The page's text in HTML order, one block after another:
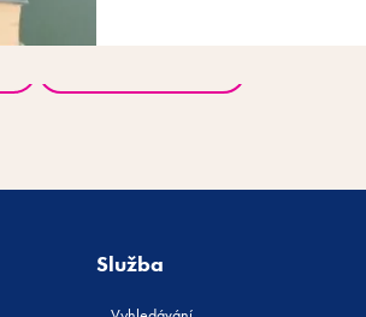
Služba